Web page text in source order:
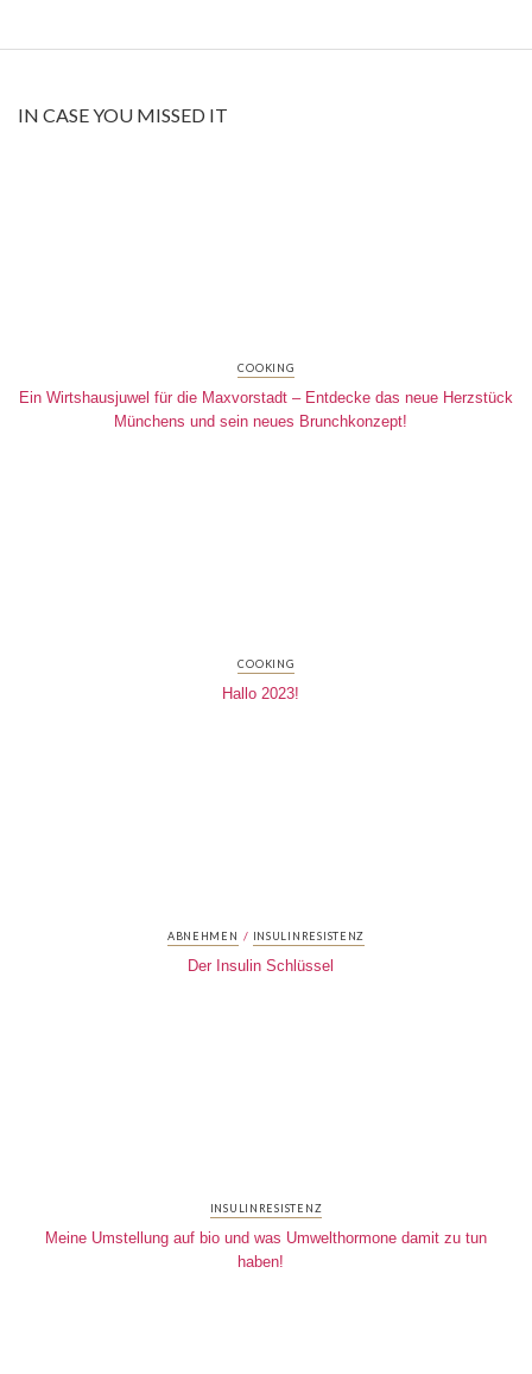
IN CASE YOU MISSED IT
COOKING
Ein Wirtshausjuwel für die Maxvorstadt – Entdecke das neue Herzstück
Münchens und sein neues Brunchkonzept!
COOKING
Hallo 2023!
ABNEHMEN / INSULINRESISTENZ
Der Insulin Schlüssel
INSULINRESISTENZ
Meine Umstellung auf bio und was Umwelthormone damit zu tun
haben!